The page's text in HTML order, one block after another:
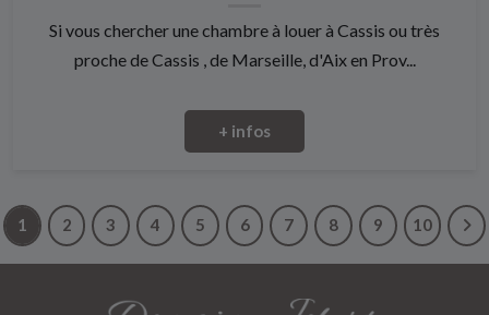
Si vous chercher une chambre à louer à Cassis ou très
proche de Cassis , de Marseille, d'Aix en Prov...
+ infos
1 2 3 4 5 6 7 8 9 10